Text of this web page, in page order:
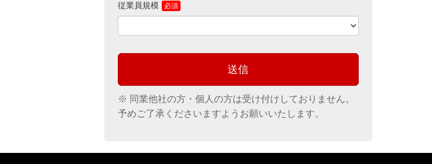
従業員規模
※ 同業他社の方・個人の方は受け付けしておりません。
予めご了承くださいますようお願いいたします。